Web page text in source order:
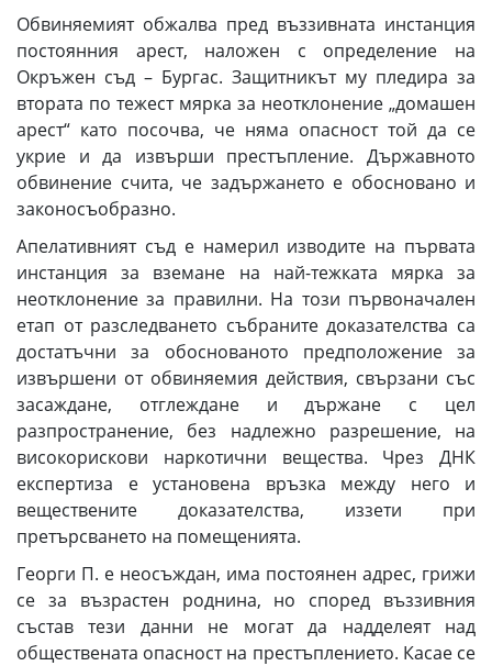
Обвиняемият обжалва пред въззивната инстанция
постоянния арест, наложен с определение на
Окръжен съд – Бургас. Защитникът му пледира за
втората по тежест мярка за неотклонение „домашен
арест“ като посочва, че няма опасност той да се
укрие и да извърши престъпление. Държавното
обвинение счита, че задържането е обосновано и
законосъобразно.
Апелативният съд е намерил изводите на първата
инстанция за вземане на най-тежката мярка за
неотклонение за правилни. На този първоначален
етап от разследването събраните доказателства са
достатъчни за обоснованото предположение за
извършени от обвиняемия действия, свързани със
засаждане, отглеждане и държане с цел
разпространение, без надлежно разрешение, на
високорискови наркотични вещества. Чрез ДНК
експертиза е установена връзка между него и
веществените доказателства, иззети при
претърсването на помещенията.
Георги П. е неосъждан, има постоянен адрес, грижи
се за възрастен роднина, но според въззивния
състав тези данни не могат да надделеят над
обществената опасност на престъплението. Касае се